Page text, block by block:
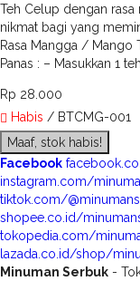
Teh Celup dengan
nikmat bagi yang
Rasa Mangga / Mango
Panas : – Masukkan 1
Rp 28.000
Habis / BTCMG-001
Maaf, stok habis!
Facebook
instagram.com/
tiktok.com/
shopee.co.id/
tokopedia.com/
lazada.co.id/shop/
Minuman Serbuk -